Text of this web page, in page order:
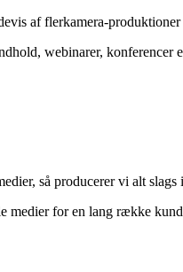
af flerkamera-
webinarer,
så producerer vi alt slags
medier for en lang række